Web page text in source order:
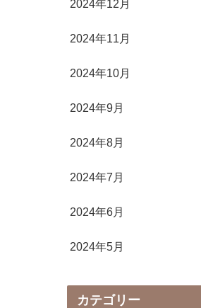
2024年12月
2024年11月
2024年10月
2024年9月
2024年8月
2024年7月
2024年6月
2024年5月
カテゴリー